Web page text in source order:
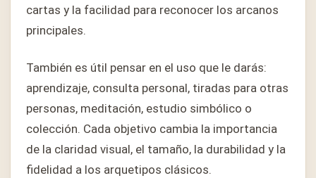
cartas y la facilidad para reconocer los arcanos
principales.
También es útil pensar en el uso que le darás:
aprendizaje, consulta personal, tiradas para otras
personas, meditación, estudio simbólico o
colección. Cada objetivo cambia la importancia
de la claridad visual, el tamaño, la durabilidad y la
fidelidad a los arquetipos clásicos.